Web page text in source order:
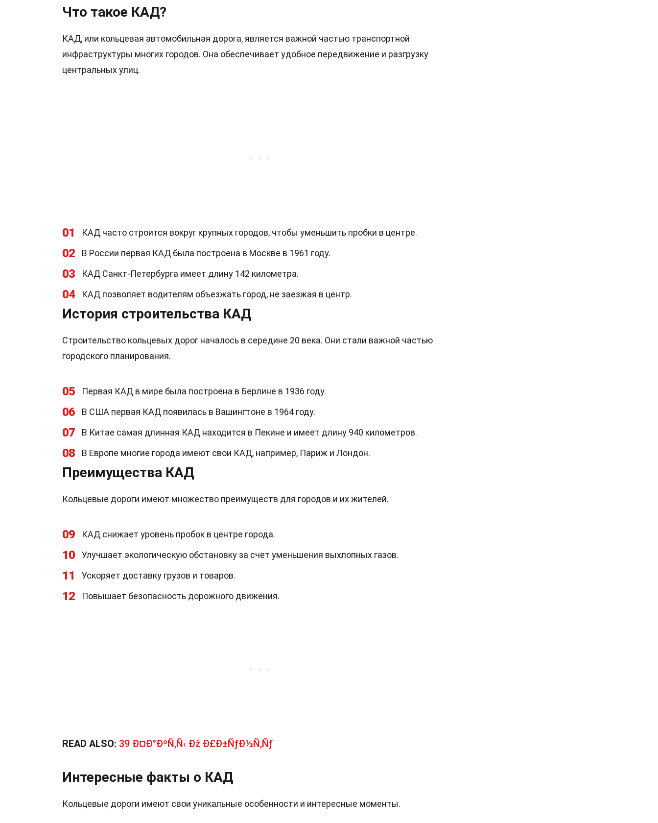
Что такое КАД?
КАД, или кольцевая автомобильная дорога, является важной частью транспортной
инфраструктуры многих городов. Она обеспечивает удобное передвижение и разгрузку
центральных улиц.
01 КАД часто строится вокруг крупных городов, чтобы уменьшить пробки в центре.
02 В России первая КАД была построена в Москве в 1961 году.
03 КАД Санкт-Петербурга имеет длину 142 километра.
04 КАД позволяет водителям объезжать город, не заезжая в центр.
История строительства КАД
Строительство кольцевых дорог началось в середине 20 века. Они стали важной частью
городского планирования.
05 Первая КАД в мире была построена в Берлине в 1936 году.
06 В США первая КАД появилась в Вашингтоне в 1964 году.
07 В Китае самая длинная КАД находится в Пекине и имеет длину 940 километров.
08 В Европе многие города имеют свои КАД, например, Париж и Лондон.
Преимущества КАД
Кольцевые дороги имеют множество преимуществ для городов и их жителей.
09 КАД снижает уровень пробок в центре города.
10 Улучшает экологическую обстановку за счет уменьшения выхлопных газов.
11 Ускоряет доставку грузов и товаров.
12 Повышает безопасность дорожного движения.
READ ALSO: 39 Ð¤Ð°ÐºÑ‚Ñ‹ Ðž Ð£Ð±ÑƒÐ½Ñ‚Ñƒ
Интересные факты о КАД
Кольцевые дороги имеют свои уникальные особенности и интересные моменты.